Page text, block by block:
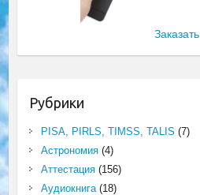
Заказать
Рубрики
PISA, PIRLS, TIMSS, TALIS (7)
Астрономия(4)
Аттестация(156)
Аудиокнига(18)